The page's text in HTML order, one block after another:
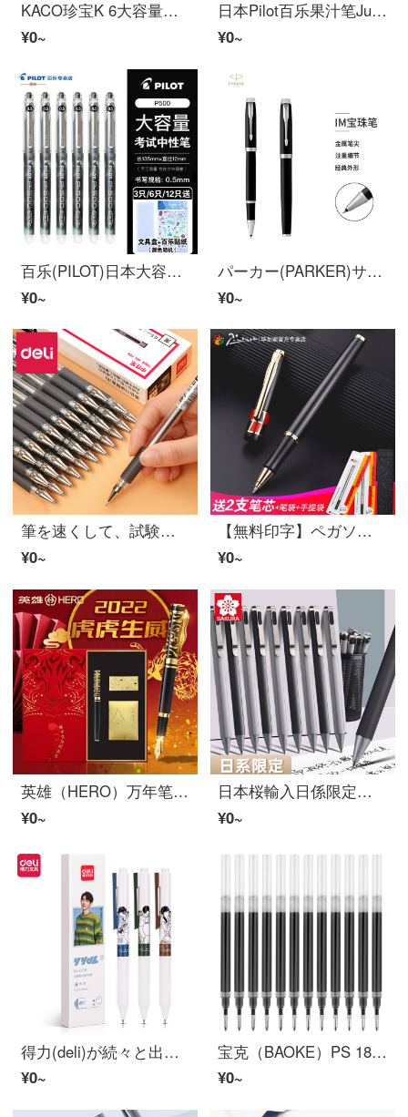
KACO珍宝K 6大容量波尔班清华艺博联名0.5 mm黑色四季好学4支/盒
¥0~
日本Pilot百乐果汁笔Juice up按动波尔潘黑色0.3/0.4/0.5 mm学生考试刷题用水笔【学生用笔推荐】黑色笔三支装-0.5 mm
¥0~
百乐(PILOT)日本大容量刷题百乐中性BL-P 50/P 500试水笔サイン笔ボールペン大学入试刷题専用笔【黒】0.5 MM【3本装-文房具箱】
¥0~
パーカー(PARKER)サインペンIMシリーズの深い白黒の宝珠ペン
¥0~
筆を速くして、試験専用ペンの0.5 mmボボールを押します。黒い水玉ペンの署名ペン、オフィス文房具の学習用品S 802
¥0~
【無料印字】ペガソ（pimio）署名ペン男性ビジネスオフィス大人が0.5 mm Braggシリーズ923【純黒宝珠筆】
¥0~
英雄（HERO）万年笔寅年記念プレゼント男性女性礼箱セットサインペンビジネス高級精緻学生の日プレゼント彫刻オーダーメイド【虎生威】2022年生まれの虎年
¥0~
日本桜輸入日係限定の波晒ballsign idボタンボアペン復古水筆ビジネス署名試験用小中学生文房具【夜黒】0.4 mm
¥0~
得力(deli)が続々と出てきます。記憶を限定します。ボルペン署名ペン学生用ペン0.38 mm強化タイプの針管3本/箱黒33758
¥0~
宝克（BAOKE）PS 1800.0.7 mm大容量ボアペルン筆芯の水筆サインペンは芯の弾頭の黒の12本/箱になります。
¥0~